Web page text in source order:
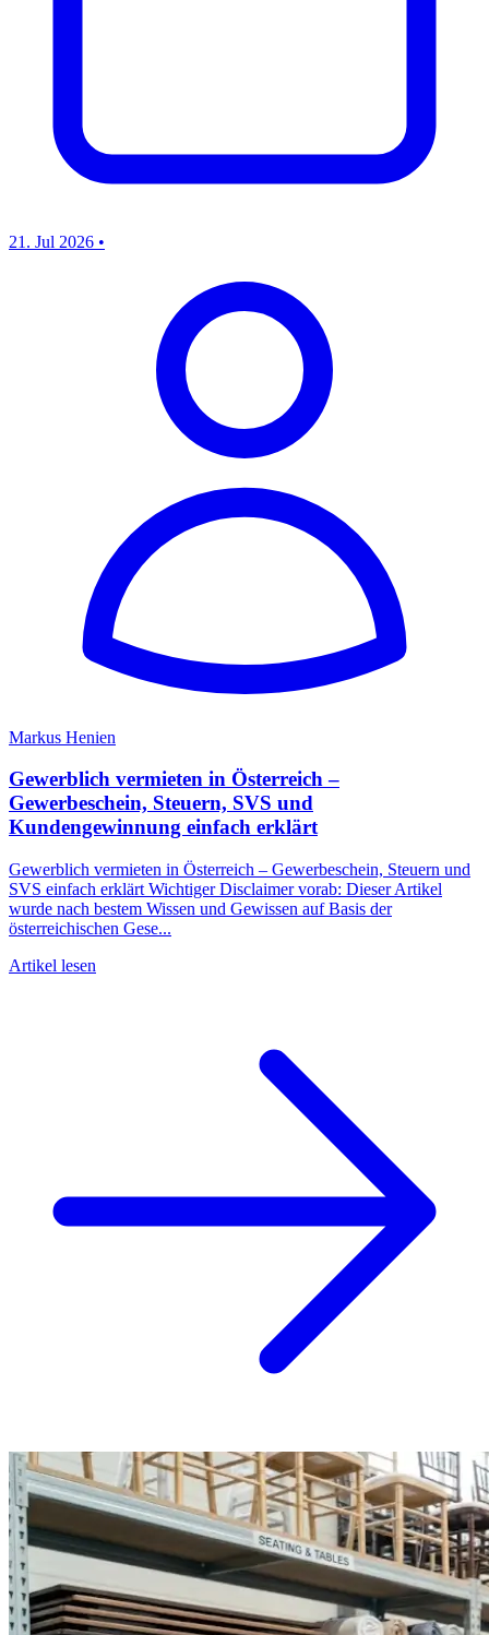
21. Jul 2026 •
Markus Henien
Gewerblich vermieten in Österreich –
Gewerbeschein, Steuern, SVS und
Kundengewinnung einfach erklärt
Gewerblich vermieten in Österreich – Gewerbeschein, Steuern und
SVS einfach erklärt Wichtiger Disclaimer vorab: Dieser Artikel
wurde nach bestem Wissen und Gewissen auf Basis der
österreichischen Gese...
Artikel lesen